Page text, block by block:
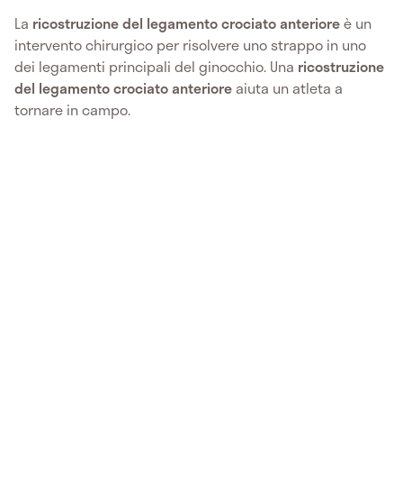
La ricostruzione del legamento crociato anterioreè un
intervento chirurgico per risolvere uno strappo in uno
dei legamenti principali del ginocchio. Una ricostruzione
del legamento crociato anteriore aiuta un atleta a
tornare in campo.